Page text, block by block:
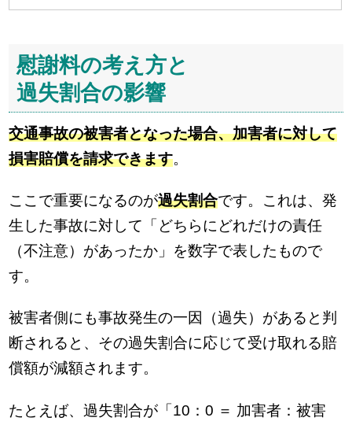
慰謝料の考え方と
過失割合の影響
交通事故の被害者となった場合、加害者に対して
損害賠償を請求できます。
ここで重要になるのが過失割合です。これは、発
生した事故に対して「どちらにどれだけの責任
（不注意）があったか」を数字で表したもので
す。
被害者側にも事故発生の一因（過失）があると判
断されると、その過失割合に応じて受け取れる賠
償額が減額されます。
たとえば、過失割合が「10：0 ＝ 加害者：被害